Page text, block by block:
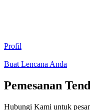
Profil
Buat Lencana Anda
Pemesanan
Hubungi Kami untuk